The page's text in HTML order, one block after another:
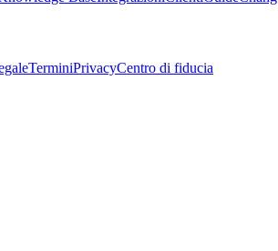
TerminiPrivacyCentro di fiducia